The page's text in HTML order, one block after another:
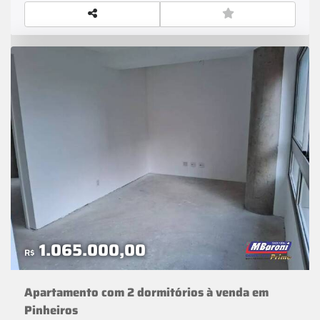
Apartamento com 2 dormitórios à venda em
Pinheiros
R$ 1.065.000,00